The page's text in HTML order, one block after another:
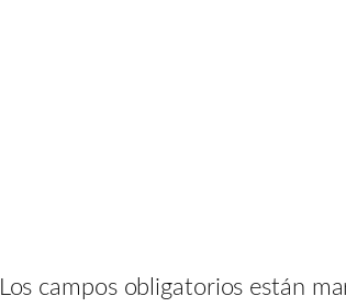
Los campos obligatorios están